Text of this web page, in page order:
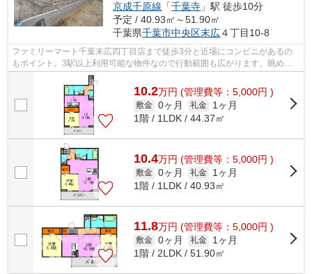
京成千原線 「千葉寺 」駅 徒歩10分
予定 / 40.93㎡～51.90㎡
千葉県千葉市中央区末広４丁目10-8
ファミリーマート千葉末広四丁目店まで徒歩3分と近場にコンビニがあるの
もポイント。3駅以上利用可能な物件なので行動範囲も広がります。眺めの
良いアパート探しは、こちらの場所はい...
10.2万円 (管理費等：5,000円 )
敷金 0ヶ月 礼金
1ヶ月
1階 / 1LDK / 44.37㎡
10.4万円 (管理費等：5,000円 )
敷金 0ヶ月 礼金
1ヶ月
1階 / 1LDK / 40.93㎡
11.8万円 (管理費等：5,000円 )
敷金 0ヶ月 礼金
1ヶ月
1階 / 2LDK / 51.90㎡